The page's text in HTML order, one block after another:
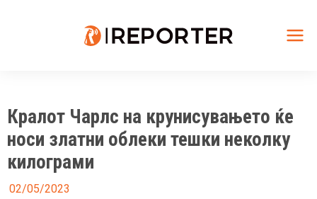
Кралот Чарлс на крунисувањето ќе
носи златни облеки тешки неколку
килограми
02/05/2023